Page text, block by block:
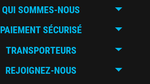
QUI SOMMES-NOUS
PAIEMENT SÉCURISÉ
TRANSPORTEURS
REJOIGNEZ-NOUS